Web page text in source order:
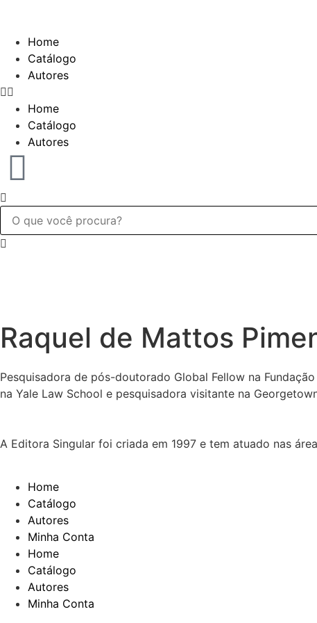
Home
Catálogo
Autores
Home
Catálogo
Autores
Raquel de Mattos
Pesquisadora de pós-doutorado Global Fellow na
na Yale Law School e pesquisadora visitante na
A Editora Singular foi criada em 1997 e tem atuado nas
Home
Catálogo
Autores
Minha Conta
Home
Catálogo
Autores
Minha Conta